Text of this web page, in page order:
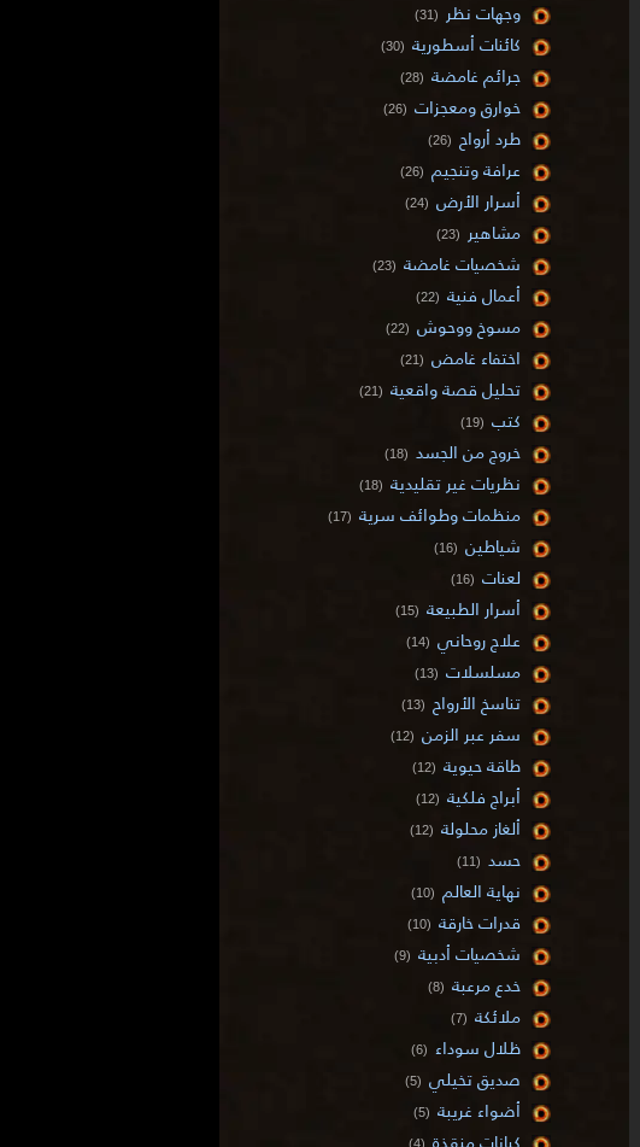
وجهات نظر (31)
كائنات أسطورية (30)
جرائم غامضة (28)
خوارق ومعجزات (26)
طرد أرواح (26)
عرافة وتنجيم (26)
أسرار الأرض (24)
مشاهير (23)
شخصيات غامضة (23)
أعمال فنية (22)
مسوخ ووحوش (22)
اختفاء غامض (21)
تحليل قصة واقعية (21)
كتب (19)
خروج من الجسد (18)
نظريات غير تقليدية (18)
منظمات وطوائف سرية (17)
شياطين (16)
لعنات (16)
أسرار الطبيعة (15)
علاج روحاني (14)
مسلسلات (13)
تناسخ الأرواح (13)
سفر عبر الزمن (12)
طاقة حيوية (12)
أبراج فلكية (12)
ألغاز محلولة (12)
حسد (11)
نهاية العالم (10)
قدرات خارقة (10)
شخصيات أدبية (9)
خدع مرعبة (8)
ملائكة (7)
ظلال سوداء (6)
صديق تخيلي (5)
أضواء غريبة (5)
(4)